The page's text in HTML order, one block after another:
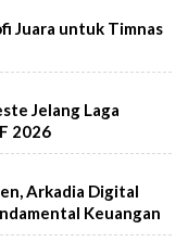
Juara untuk Timnas
Jelang Laga
2026
Arkadia Digital
Keuangan